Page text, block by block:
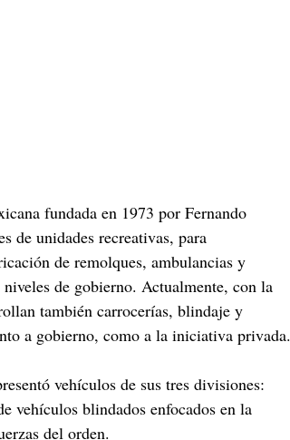
fundada en 1973 por Fernando
de unidades recreativas, para
de remolques, ambulancias y
de gobierno. Actualmente, con la
también carrocerías, blindaje y
a gobierno, como a la iniciativa privada.
vehículos de sus tres divisiones:
vehículos blindados enfocados en la
del orden.